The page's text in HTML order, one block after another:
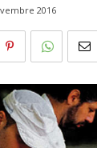
2016